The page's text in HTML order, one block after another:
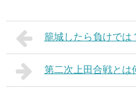
籠城したら負けでは
第二次上田合戦とは